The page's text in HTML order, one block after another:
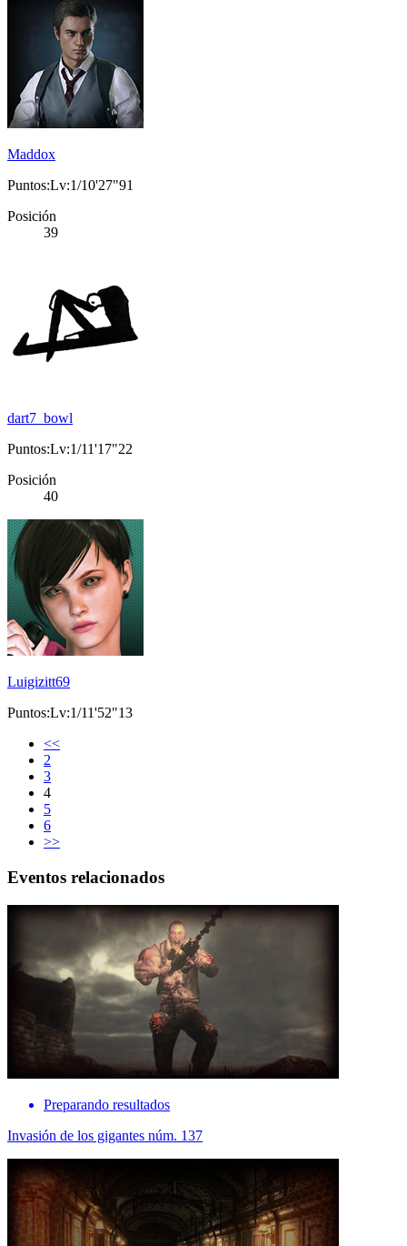
Maddox
Puntos:Lv:1/10'27"91
Posición
39
dart7_bowl
Puntos:Lv:1/11'17"22
Posición
40
Luigizitt69
Puntos:Lv:1/11'52"13
<<
2
3
4
5
6
>>
Eventos relacionados
Preparando resultados
Invasión de los gigantes núm. 137